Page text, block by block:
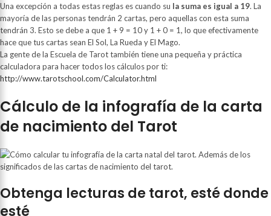
Una excepción a todas estas reglas es cuando su la suma es igual a 19. La
mayoría de las personas tendrán 2 cartas, pero aquellas con esta suma
tendrán 3. Esto se debe a que 1 + 9 = 10 y 1 + 0 = 1, lo que efectivamente
hace que tus cartas sean El Sol, La Rueda y El Mago.
La gente de la Escuela de Tarot también tiene una pequeña y práctica
calculadora para hacer todos los cálculos por ti:
http://www.tarotschool.com/Calculator.html
Cálculo de la infografía de la carta
de nacimiento del Tarot
Obtenga lecturas de tarot, esté donde
esté